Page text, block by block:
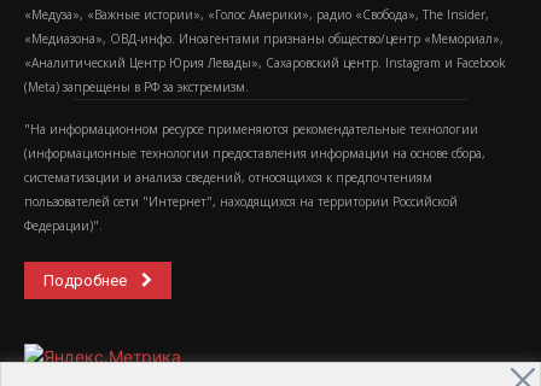
«Медуза», «Важные истории», «Голос Америки», радио «Свобода», The Insider,
«Медиазона», ОВД-инфо. Иноагентами признаны общество/центр «Мемориал»,
«Аналитический Центр Юрия Левады», Сахаровский центр. Instagram и Facebook
(Metа) запрещены в РФ за экстремизм.
"На информационном ресурсе применяются рекомендательные технологии
(информационные технологии предоставления информации на основе сбора,
систематизации и анализа сведений, относящихся к предпочтениям
пользователей сети "Интернет", находящихся на территории Российской
Федерации)".
Подробнее